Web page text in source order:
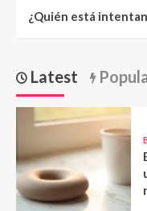
¿Quién está
Latest